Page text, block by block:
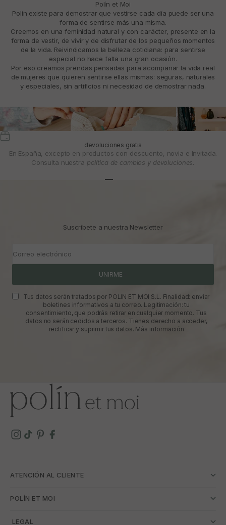
Polín et Moi
Polín existe para demostrar que vestirse cada día puede ser una
forma de sentirse más una misma.
Creemos en una feminidad natural y con carácter, presente en la
forma de vestir, de vivir y de disfrutar de los pequeños momentos
de la vida. Reivindicamos la belleza cotidiana: para sentirse
especial no hace falta una gran ocasión.
Por eso creamos prendas pensadas para acompañar la vida real
de mujeres que quieren sentirse ellas mismas: seguras, naturales
y especiales, sin artificios ni necesidad de demostrar nada.
devoluciones gratis
En España, excepto en productos con descuento, novia e Invitada.
Consulta nuestra política de cambios y devoluciones.
Suscríbete a nuestra Newsletter
Correo electrónico
UNIRME
Tus datos serán tratados por POLIN ET MOI S.L. Finalidad: enviar
boletines informativos a tu correo. Legitimación: tu
consentimiento, que podrás retirar en cualquier momento. Tus
datos no serán cedidos a terceros. Tienes derecho a acceder,
rectificar y suprimir tus datos. Más información
ATENCIÓN AL CLIENTE
POLÍN ET MOI
­ LEGAL